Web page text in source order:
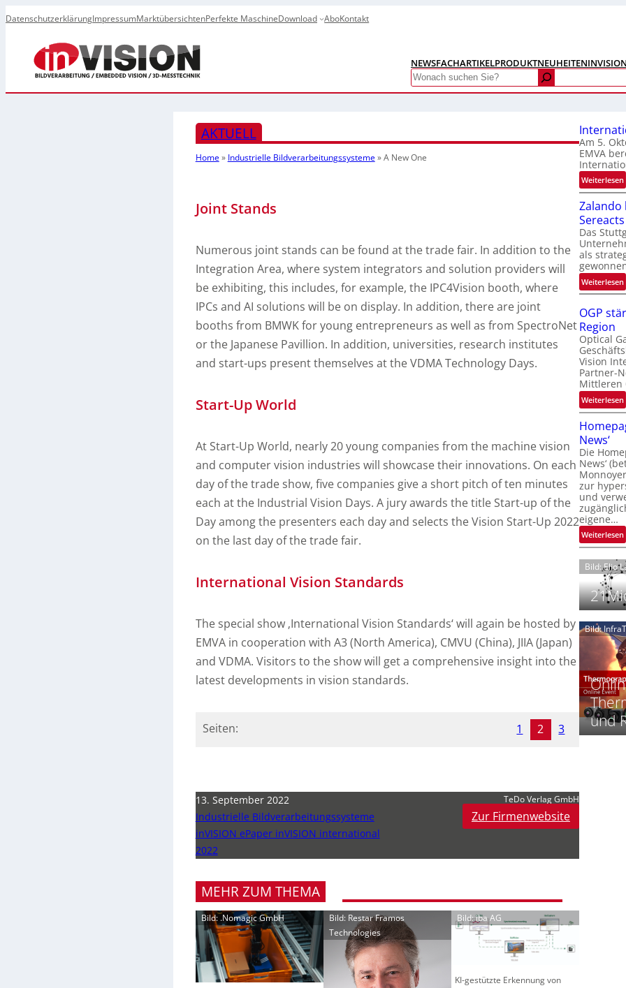
DatenschutzerklärungImpressumMarktübersichtenPerfekte MaschineDownload AboKontakt
NEWSFACHARTIKELPRODUKTNEUHEITEN
Search
AKTUELL
Home» Industrielle Bildverarbeitungssysteme»A New One
Joint Stands
Numerous joint stands can be found at the trade fair. In addition to the
Integration Area, where system integrators and solution providers will
be exhibiting, this includes, for example, the IPC4Vision booth, where
IPCs and AI solutions will be on display. In addition, there are joint
booths from BMWK for young entrepreneurs as well as from SpectroNet
or the Japanese Pavillion. In addition, universities, research institutes
and start-ups present themselves at the VDMA Technology Days.
Start-Up World
At Start-Up World, nearly 20 young companies from the machine vision
and computer vision industries will showcase their innovations. On each
day of the trade show, five companies give a short pitch of ten minutes
each at the Industrial Vision Days. A jury awards the title Start-up of the
Day among the presenters each day and selects the Vision Start-Up 2022
on the last day of the trade fair.
International Vision Standards
The special show ‚International Vision Standards‘ will again be hosted by
EMVA in cooperation with A3 (North America), CMVU (China), JIIA (Japan)
and VDMA. Visitors to the show will get a comprehensive insight into the
latest developments in vision standards.
Seiten: 1 2 3
13. September 2022
Industrielle Bildverarbeitungssysteme
inVISION ePaper inVISION international
2022
TeDo Verlag GmbH
Zur Firmenwebsite
MEHR ZUM THEMA
Bild: .Nomagic GmbH
Bild: Restar Framos
Technologies
Bild: iba AG
KI-gestützte Erkennung von
Am 5.
EMVA
Weiterlesen:
I
t
r
t
o
l
i
s
i
i
t
2
0
2
Zalando
Das
als
Weiterlesen:
l
e
t
l
i
t
s
c
r
e
c
t
s
r
OGP
Region
Optical
Vision
Partner-
Mittleren
Weiterlesen:
s
t
r
P
r
s
z
i
-
News‘
Die
News‘
zur
und
eigene…
Weiterlesen:
‚
r
s
Bild: Elio
Bild:
und